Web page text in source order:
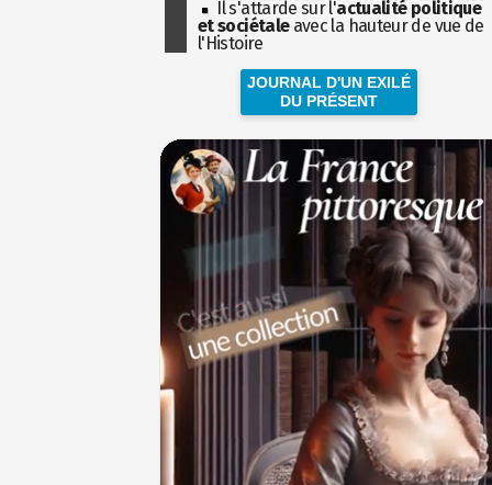
Il s'attarde sur l'actualité politique
et sociétaleavec la hauteur de vue de
l'Histoire
JOURNAL D'UN EXILÉ
DU PRÉSENT